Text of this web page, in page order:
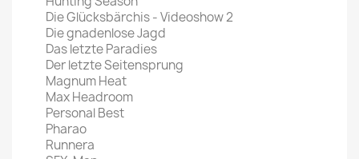
Die Glücksbärchis - Videoshow 2
Die gnadenlose Jagd
Das letzte Paradies
Der letzte Seitensprung
Magnum Heat
Max Headroom
Personal Best
Pharao
Runnera